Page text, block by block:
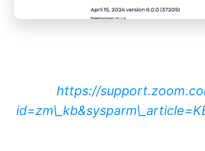
https://